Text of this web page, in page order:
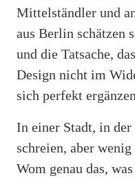
Mittelständler und
aus Berlin schätzen
und die Tatsache,
Design nicht im
sich perfekt
In einer Stadt, in
schreien, aber
Wom genau das,